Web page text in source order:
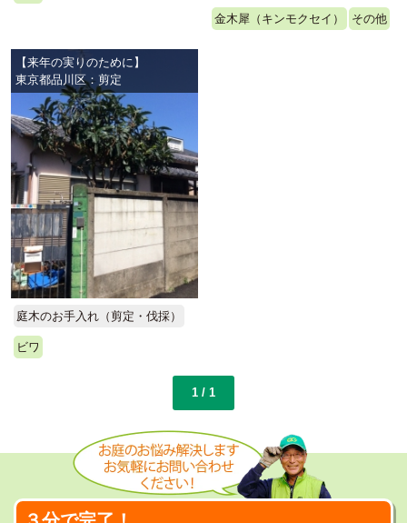
金木犀（キンモクセイ） その他
【来年の実りのために】
東京都品川区：剪定
庭木のお手入れ（剪定・伐採）
ビワ
1 / 1